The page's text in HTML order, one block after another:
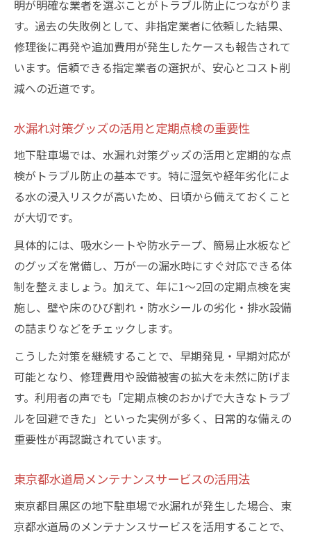
明が明確な業者を選ぶことがトラブル防止につながりま
す。過去の失敗例として、非指定業者に依頼した結果、
修理後に再発や追加費用が発生したケースも報告されて
います。信頼できる指定業者の選択が、安心とコスト削
減への近道です。
水漏れ対策グッズの活用と定期点検の重要性
地下駐車場では、水漏れ対策グッズの活用と定期的な点
検がトラブル防止の基本です。特に湿気や経年劣化によ
る水の浸入リスクが高いため、日頃から備えておくこと
が大切です。
具体的には、吸水シートや防水テープ、簡易止水板など
のグッズを常備し、万が一の漏水時にすぐ対応できる体
制を整えましょう。加えて、年に1～2回の定期点検を実
施し、壁や床のひび割れ・防水シールの劣化・排水設備
の詰まりなどをチェックします。
こうした対策を継続することで、早期発見・早期対応が
可能となり、修理費用や設備被害の拡大を未然に防げま
す。利用者の声でも「定期点検のおかげで大きなトラブ
ルを回避できた」といった実例が多く、日常的な備えの
重要性が再認識されています。
東京都水道局メンテナンスサービスの活用法
東京都目黒区の地下駐車場で水漏れが発生した場合、東
京都水道局のメンテナンスサービスを活用することで、